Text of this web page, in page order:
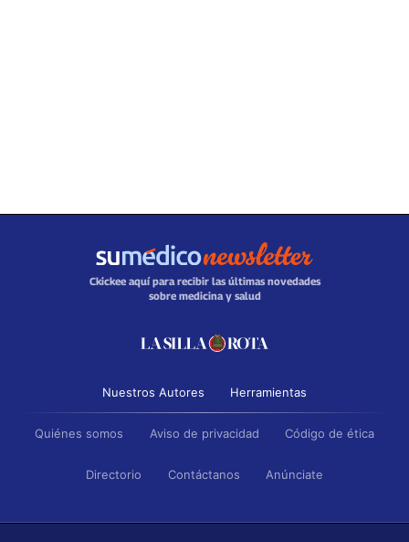
Ckickee aquí para recibir las últimas novedades
sobre medicina y salud
Nuestros Autores Herramientas
Quiénes somos Aviso de privacidad Código de ética
Directorio Contáctanos Anúnciate